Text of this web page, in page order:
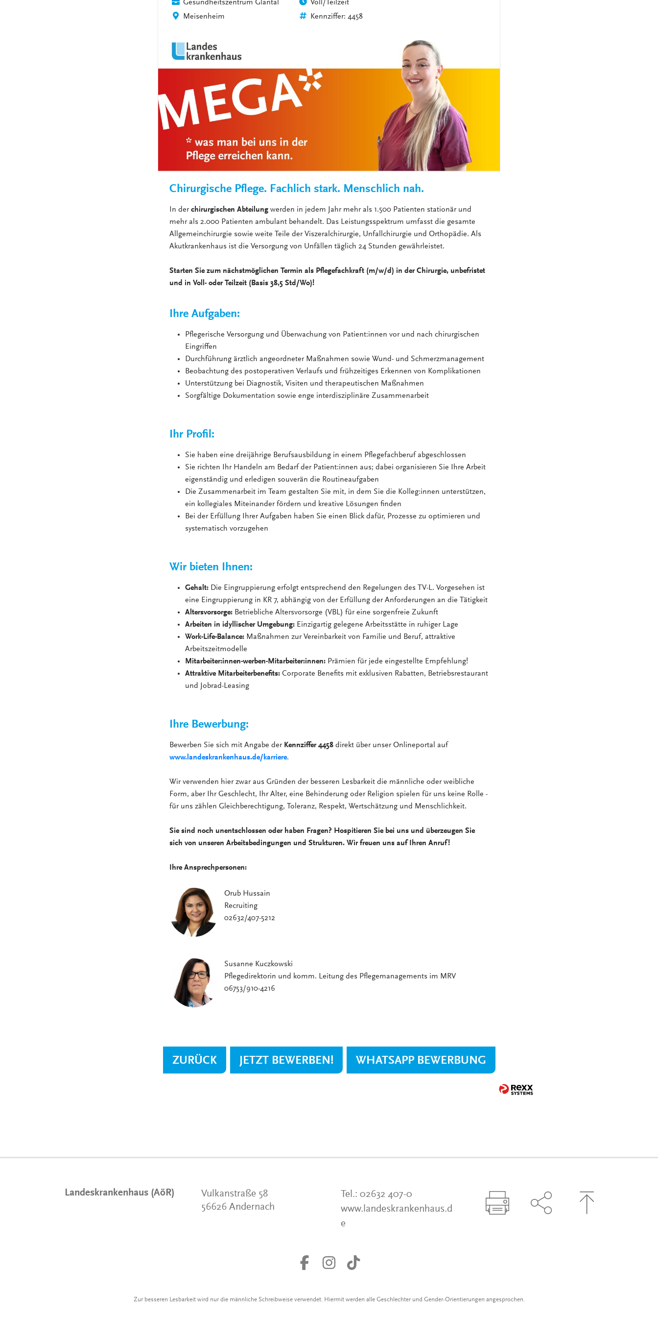
VERANSTALTUNGEN
KLINIKEN UND
ANSPRECHPARTNER DER
GESUNDHEITSEINRICHTUNGEN
Gesundheitszentrum Glantal
Meisenheim
Voll/Teilzeit
Kennziffer: 4458
Chirurgische Pflege. Fachlich stark. Menschlich nah.
In derchirurgischen Abteilung werden in jedem Jahr mehr als 1.500 Patienten stationär und
mehr als 2.000 Patienten ambulant behandelt. Das Leistungsspektrum umfasst die gesamte
Allgemeinchirurgie sowie weite Teile der Viszeralchirurgie, Unfallchirurgie und Orthopädie. Als
Akutkrankenhaus ist die Versorgung von Unfällen täglich 24 Stunden gewährleistet.
Starten Sie zum nächstmöglichen Termin als Pflegefachkraft (m/w/d) in der Chirurgie, unbefristet
und in Voll- oder Teilzeit (Basis 38,5 Std/Wo)!
Ihre Aufgaben:
Pflegerische Versorgung und Überwachung von Patient:innen vor und nach chirurgischen
Eingriffen
Durchführung ärztlich angeordneter Maßnahmen sowie Wund- und Schmerzmanagement
Beobachtung des postoperativen Verlaufs und frühzeitiges Erkennen von Komplikationen
Unterstützung bei Diagnostik, Visiten und therapeutischen Maßnahmen
Sorgfältige Dokumentation sowie enge interdisziplinäre Zusammenarbeit
Ihr Profil:
Sie haben eine dreijährige Berufsausbildung in einem Pflegefachberuf abgeschlossen
Sie richten Ihr Handeln am Bedarf der Patient:innen aus; dabei organisieren Sie Ihre Arbeit
eigenständig und erledigen souverän die Routineaufgaben
Die Zusammenarbeit im Team gestalten Sie mit, in dem Sie die Kolleg:innen unterstützen,
ein kollegiales Miteinander fördern und kreative Lösungen finden
Bei der Erfüllung Ihrer Aufgaben haben Sie einen Blick dafür, Prozesse zu optimieren und
systematisch vorzugehen
Wir bieten Ihnen:
Gehalt: Die Eingruppierung erfolgt entsprechend den Regelungen des TV-L. Vorgesehen ist
eine Eingruppierung in KR 7, abhängig von der Erfüllung der Anforderungen an die Tätigkeit
Altersvorsorge: Betriebliche Altersvorsorge (VBL) für eine sorgenfreie Zukunft
Arbeiten in idyllischer Umgebung: Einzigartig gelegene Arbeitsstätte in ruhiger Lage
Work-Life-Balance: Maßnahmen zur Vereinbarkeit von Familie und Beruf, attraktive
Arbeitszeitmodelle
Mitarbeiter:innen-werben-Mitarbeiter:innen: Prämien für jede eingestellte Empfehlung!
Attraktive Mitarbeiterbenefits: Corporate Benefits mit exklusiven Rabatten, Betriebsrestaurant
und Jobrad-Leasing
Ihre Bewerbung:
Bewerben Sie sich mit Angabe der Kennziffer 4458 direkt über unser Onlineportal auf
www.landeskrankenhaus.de/karriere.
Wir verwenden hier zwar aus Gründen der besseren Lesbarkeit die männliche oder weibliche
Form, aber Ihr Geschlecht, Ihr Alter, eine Behinderung oder Religion spielen für uns keine Rolle -
für uns zählen Gleichberechtigung, Toleranz, Respekt, Wertschätzung und Menschlichkeit.
Sie sind noch unentschlossen oder haben Fragen? Hospitieren Sie bei uns und überzeugen Sie
sich von unseren Arbeitsbedingungen und Strukturen. Wir freuen uns auf Ihren Anruf!
Ihre Ansprechpersonen:
Orub Hussain
Recruiting
02632/407-5212
Susanne Kuczkowski
Pflegedirektorin und komm. Leitung des Pflegemanagements im MRV
06753/910-4216
ZURÜCK JETZT BEWERBEN! WHATSAPP BEWERBUNG
Landeskrankenhaus (AöR)
Vulkanstraße 58
56626 Andernach
Tel.: 02632 407-0
www.landeskrankenhaus.d
e
Zur besseren Lesbarkeit wird nur die männliche Schreibweise verwendet. Hiermit werden alle Geschlechter und Gender-Orientierungen angesprochen.